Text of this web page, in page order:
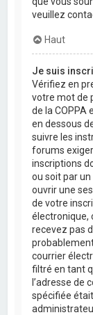
veuillez
Haut
Je suis
Vérifiez en
votre mot de
de la COPPA
en dessous
suivre les
forums
inscriptions
ou soit par
ouvrir une
de votre
électronique,
recevez pas
courrier
filtré en tant
l’adresse de
spécifiée